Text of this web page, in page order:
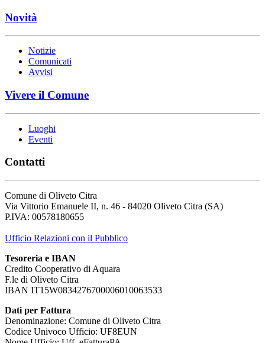
Novità
Notizie
Comunicati
Avvisi
Vivere il Comune
Luoghi
Eventi
Contatti
Comune di Oliveto Citra
Via Vittorio Emanuele II, n. 46 - 84020 Oliveto Citra (SA)
P.IVA: 00578180655
Ufficio Relazioni con il Pubblico
Tesoreria e IBAN
Credito Cooperativo di Aquara
F.le di Oliveto Citra
IBAN IT15W0834276700006010063533
Dati per Fattura
Denominazione: Comune di Oliveto Citra
Codice Univoco Ufficio: UF8EUN